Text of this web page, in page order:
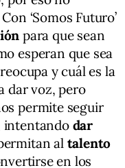
‘Somos Futuro’
para que sean
esperan que sea
y cuál es la
dar voz, pero
permite seguir
intentando dar
al talento
en los